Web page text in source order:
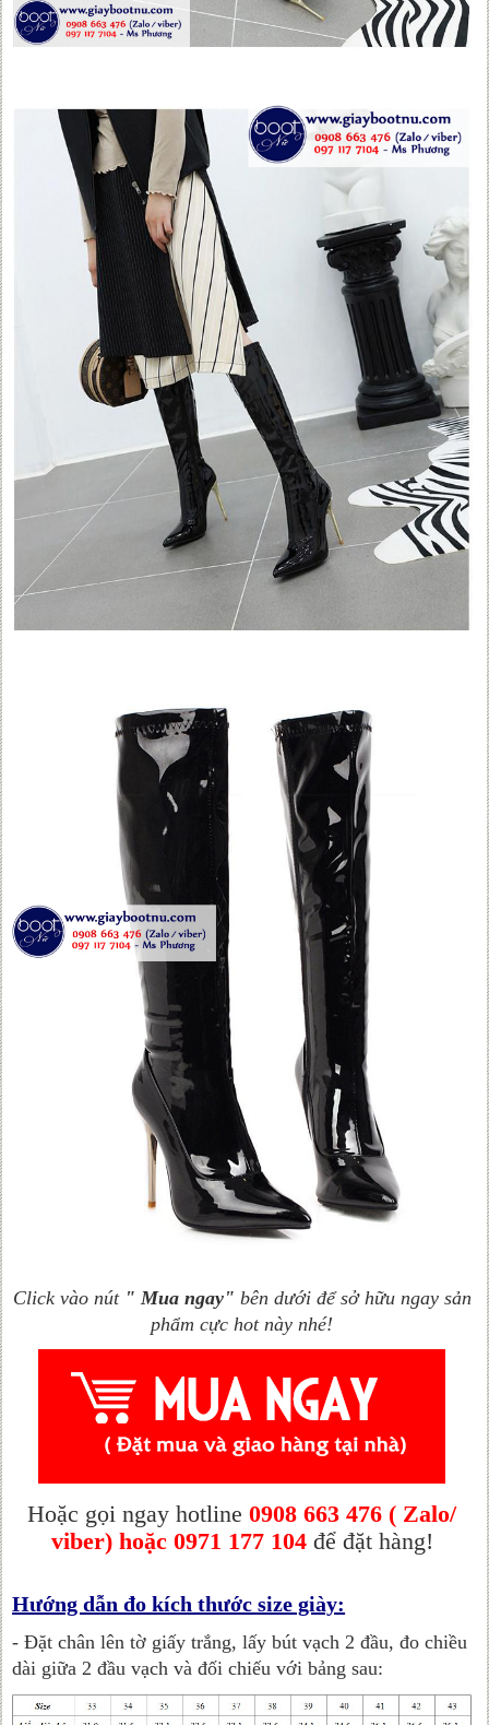
Click vào nút " Mua ngay" bên dưới để sở hữu ngay sản
phẩm cực hot này nhé!
Hoặc gọi ngay hotline0908 663 476 ( Zalo/
viber) hoặc 0971 177 104để đặt hàng!
Hướng dẫn đo kích thước size giày:
- Đặt chân lên tờ giấy trắng, lấy bút vạch 2 đầu, đo chiều
dài giữa 2 đầu vạch và đối chiếu với bảng sau: